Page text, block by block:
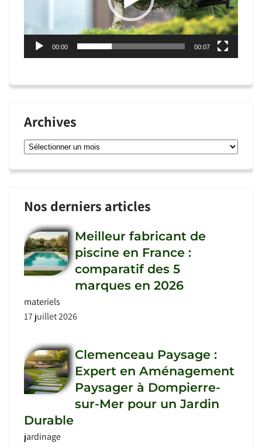
00:00 00:07
Archives
Archives
Nos derniers articles
Meilleur fabricant de
piscine en France :
comparatif des 5
marques en 2026
materiels
17 juillet 2026
Clemenceau Paysage :
Expert en Aménagement
Paysager à Dompierre-
sur-Mer pour un Jardin
Durable
jardinage